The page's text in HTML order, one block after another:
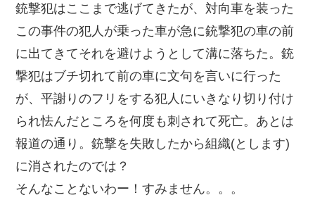
銃撃犯はここまで逃げてきたが、対向車を装った
この事件の犯人が乗った車が急に銃撃犯の車の前
に出てきてそれを避けようとして溝に落ちた。銃
撃犯はブチ切れて前の車に文句を言いに行った
が、平謝りのフリをする犯人にいきなり切り付け
られ怯んだところを何度も刺されて死亡。あとは
報道の通り。銃撃を失敗したから組織(とします)
に消されたのでは？
そんなことないわー！すみません。。。